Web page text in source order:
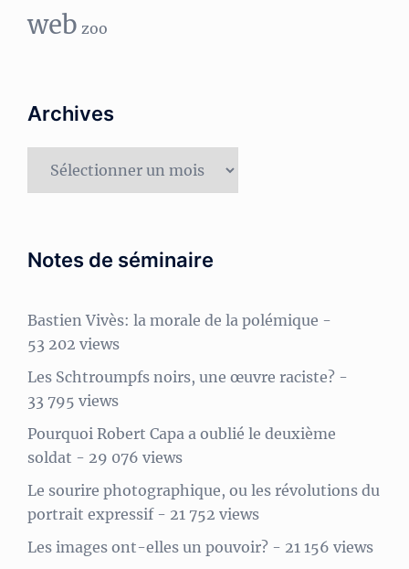
web zoo
Archives
Notes de séminaire
Bastien Vivès: la morale de la polémique -
53 202 views
Les Schtroumpfs noirs, une œuvre raciste? -
33 795 views
Pourquoi Robert Capa a oublié le deuxième
soldat - 29 076 views
Le sourire photographique, ou les révolutions du
portrait expressif- 21 752 views
Les images ont-elles un pouvoir? - 21 156 views